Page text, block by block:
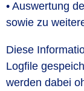
• Auswertung
sowie zu
Diese
Logfile
werden dabei